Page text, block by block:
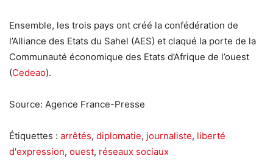
Ensemble, les trois pays ont créé la confédération de
l’Alliance des Etats du Sahel (AES) et claqué la porte de la
Communauté économique des Etats d’Afrique de l’ouest
(Cedeao).
Source: Agence France-Presse
Étiquettes : arrêtés, diplomatie, journaliste, liberté
d'expression, ouest, réseaux sociaux